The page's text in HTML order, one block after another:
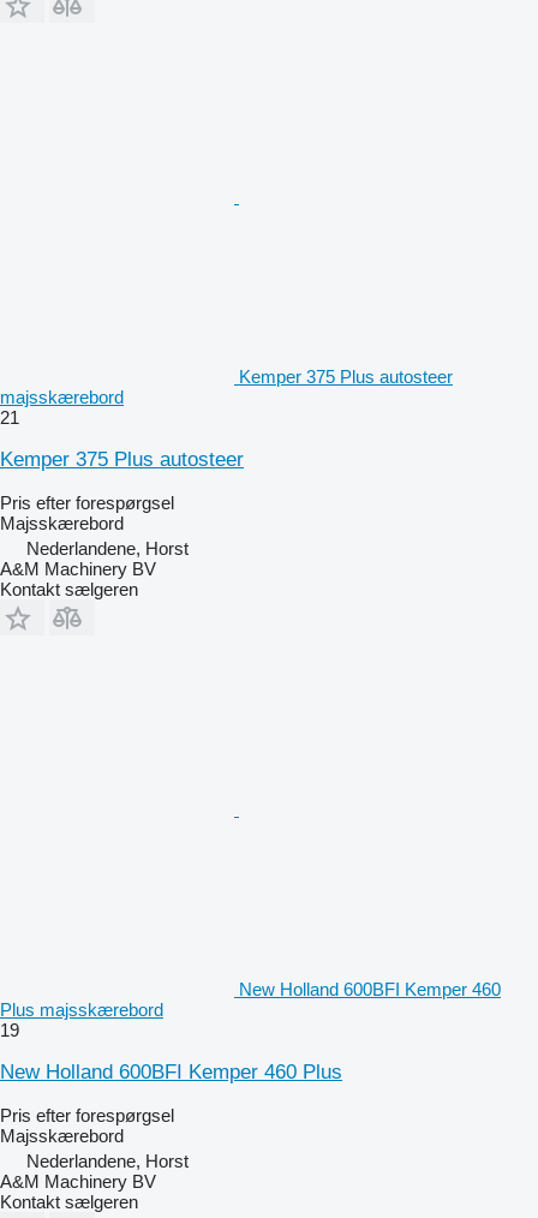
Kemper 375 Plus autosteer
majsskærebord
21
Kemper 375 Plus autosteer
Pris efter forespørgsel
Majsskærebord
Nederlandene, Horst
A&M Machinery BV
Kontakt sælgeren
New Holland 600BFI Kemper 460
Plus majsskærebord
19
New Holland 600BFI Kemper 460 Plus
Pris efter forespørgsel
Majsskærebord
Nederlandene, Horst
A&M Machinery BV
Kontakt sælgeren